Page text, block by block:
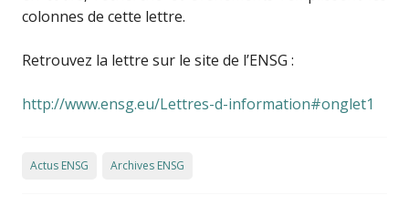
colonnes de cette lettre.
Retrouvez la lettre sur le site de l’ENSG :
http://www.ensg.eu/Lettres-d-information#onglet1
Actus ENSG Archives ENSG